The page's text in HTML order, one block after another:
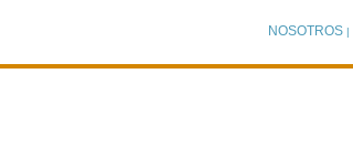
NOSOTROS |